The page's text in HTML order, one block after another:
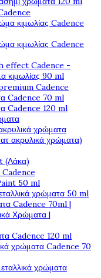
κιμωλίας Cadence
κιμωλίας Cadence
effect Cadence -
κιμωλίας 90 ml
Cadence
Cadence 70 ml
Cadence 120 ml
χρώματα
ακρυλικά χρώματα)
(Λάκα)
Cadence
50 ml
χρώματα 50 ml
Cadence 70ml |
Χρώματα |
Cadence 120 ml
χρώματα Cadence 70
χρώματα